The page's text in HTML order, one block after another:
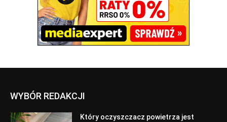
WYBÓR REDAKCJI
Który oczyszczacz powietrza jest